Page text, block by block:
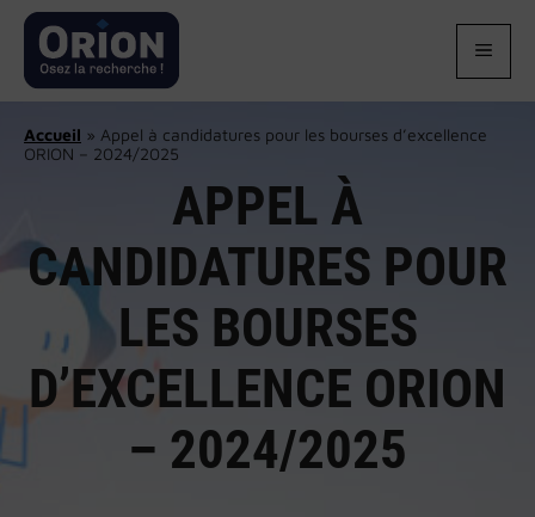
Aller
contenu
Accueil » Appel à candidatures pour les bourses d’excellence
ORION – 2024/2025
APPEL À
CANDIDATURES POUR
LES BOURSES
D’EXCELLENCE ORION
– 2024/2025